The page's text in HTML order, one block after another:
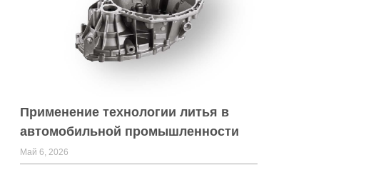
Применение технологии литья в
автомобильной промышленности
Май 6, 2026